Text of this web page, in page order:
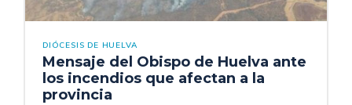
DIÓCESIS DE HUELVA
Mensaje del Obispo de Huelva ante
los incendios que afectan a la
provincia